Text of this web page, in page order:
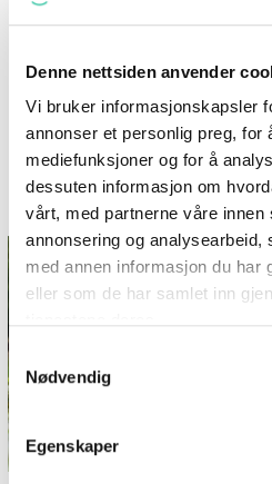
Denne nettsiden anvender
Vi bruker informasjonskapsler
annonser et personlig preg, for
mediefunksjoner og for å
dessuten informasjon om
vårt, med partnerne våre innen
annonsering og analysearbeid,
med annen informasjon du har
eller som de har samlet inn
Samtykkevalg
Nødvendig
Egenskaper
SE FLERE
Informasjon og